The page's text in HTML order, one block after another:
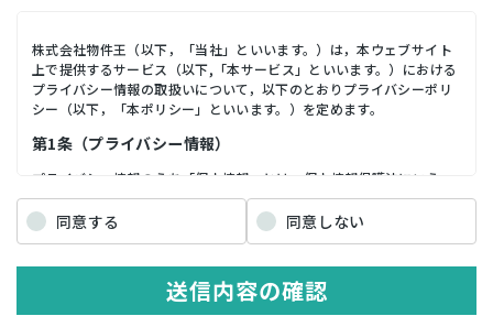
株式会社物件王（以下，「当社」といいます。）は，本ウェブサイト
上で提供するサービス（以下,「本サービス」といいます。）における
プライバシー情報の取扱いについて，以下のとおりプライバシーポリ
シー（以下，「本ポリシー」といいます。）を定めます。
第1条（プライバシー情報）
プライバシー情報のうち「個人情報」とは，個人情報保護法にいう
「個人情報」を指すものとし，生存する個人に関する情報であって，
当該情報に含まれる氏名，生年月日，住所，電話番号，連絡先その他
の記述等により特定の個人を識別できる情報を指します。 プライバシ
情報」以外のものをいい，ご利用いただいたサービスやご購入いただ
いた商品，ご覧になったページや広告の履歴，ユーザーが検索された
検索キーワード，ご利用日時，ご利用の方法，ご利用環境，郵便番号
同意する 同意しない
送信内容の確認